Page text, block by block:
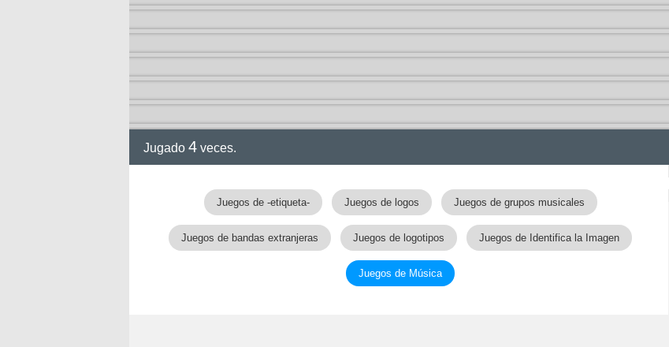
Jugado 4 veces.
Juegos de -etiqueta- Juegos de logos Juegos de grupos musicales
Juegos de bandas extranjeras Juegos de logotipos Juegos de Identifica la Imagen
Juegos de Música